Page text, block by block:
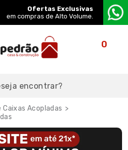
Ofertas Exclusivas
em compras de Alto Volume.
0
Caixas Acopladas